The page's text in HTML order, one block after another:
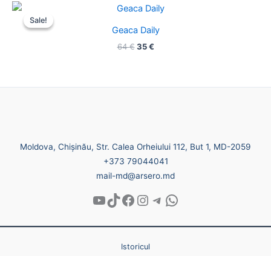
Sale!
Sale!
Geaca Daily
64€
Prețul
fost:
64 €.
35€
Prețul
curent
este:
35 €.
Moldova, Chișinău, Str. Calea Orheiului 112, But 1, MD-2059
+373 79044041
mail-md@arsero.md
Istoricul